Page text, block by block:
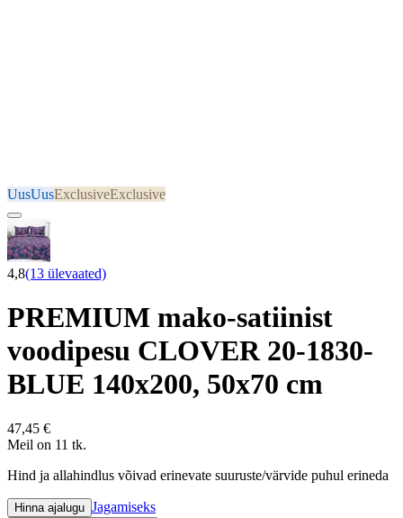
UusUusExclusiveExclusive
4,8(13 ülevaated)
PREMIUM mako-satiinist
voodipesu CLOVER 20-1830-
BLUE 140x200, 50x70 cm
47,45 €
Meil on 11 tk.
Hind ja allahindlus võivad erinevate suuruste/värvide puhul erineda
Hinna ajalugu Jagamiseks